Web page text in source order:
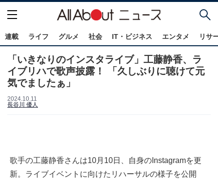
連載 ライフ グルメ 社会 IT・ビジネス エンタメ リサ
「いきなりのインスタライブ」工藤静香、ラ
イブリハで歌声披露！ 「久しぶりに聴けて元
気でましたぁ」
2024.10.11
長谷川 優人
歌手の工藤静香さんは10月10日、自身のInstagramを更
新。ライブイベントに向けたリハーサルの様子を公開